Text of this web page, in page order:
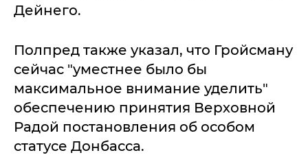
Дейнего.
Полпред также указал, что Гройсману
сейчас "уместнее было бы
максимальное внимание уделить"
обеспечению принятия Верховной
Радой постановления об особом
статусе Донбасса.